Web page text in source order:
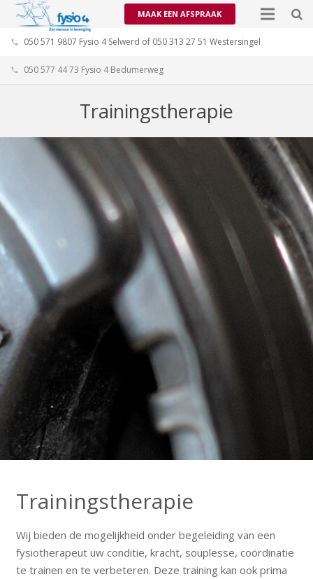
MAAK EEN AFSPRAAK
phone 050 571 9807 Fysio 4 Selwerd of 050 313 27 51 Westersingel
phone 050 577 44 73 Fysio 4 Bedumerweg
Trainingstherapie
Trainingstherapie
Wij bieden de mogelijkheid onder begeleiding van een
fysiotherapeut uw conditie, kracht, souplesse, coördinatie
te trainen en te verbeteren. Deze training kan ook prima